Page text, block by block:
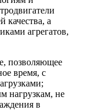
а
агрегатов,
время, с
не
в